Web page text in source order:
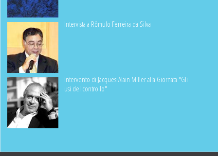
Intervista a Rômulo Ferreira da Silva
Intervento di Jacques-Alain Miller alla Giornata "Gli
usi del controllo"